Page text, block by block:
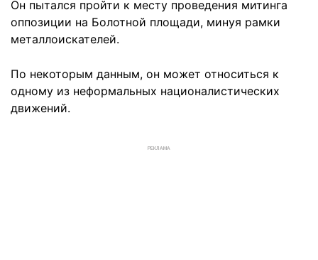
Он пытался пройти к месту проведения митинга
оппозиции на Болотной площади, минуя рамки
металлоискателей.
По некоторым данным, он может относиться к
одному из неформальных националистических
движений.
РЕКЛАМА